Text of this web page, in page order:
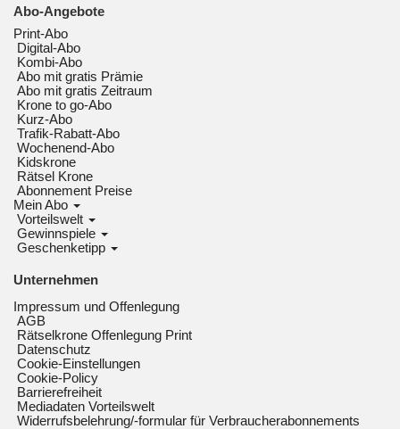
Abo-Angebote
Print-Abo
Digital-Abo
Kombi-Abo
Abo mit gratis Prämie
Abo mit gratis Zeitraum
Krone to go-Abo
Kurz-Abo
Trafik-Rabatt-Abo
Wochenend-Abo
Kidskrone
Rätsel Krone
Abonnement Preise
Mein Abo
Vorteilswelt
Gewinnspiele
Geschenketipp
Unternehmen
Impressum und Offenlegung
AGB
Rätselkrone Offenlegung Print
Datenschutz
Cookie-Einstellungen
Cookie-Policy
Barrierefreiheit
Mediadaten Vorteilswelt
Widerrufsbelehrung/-formular für Verbraucherabonnements